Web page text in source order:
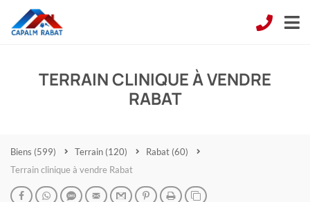
TERRAIN CLINIQUE À VENDRE
RABAT
Biens (599) Terrain (120) Rabat (60)
Terrain clinique à vendre Rabat